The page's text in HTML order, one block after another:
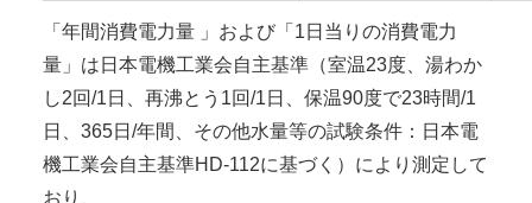
「年間消費電力量 」および「1日当りの消費電力
量」は日本電機工業会自主基準（室温23度、湯わか
し2回/1日、再沸とう1回/1日、保温90度で23時間/1
日、365日/年間、その他水量等の試験条件：日本電
機工業会自主基準HD-112に基づく）により測定して
おり、